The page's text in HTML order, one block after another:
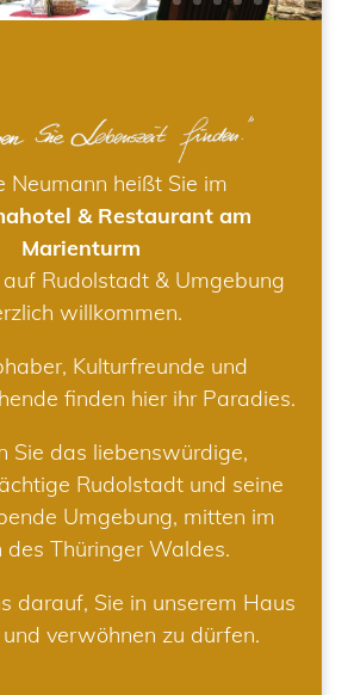
Neumann heißt Sie im
& Restaurant am
Marienturm
Rudolstadt & Umgebung
willkommen.
Kulturfreunde und
finden hier ihr Paradies.
Sie das liebenswürdige,
Rudolstadt und seine
Umgebung, mitten im
des Thüringer Waldes.
darauf, Sie in unserem Haus
verwöhnen zu dürfen.